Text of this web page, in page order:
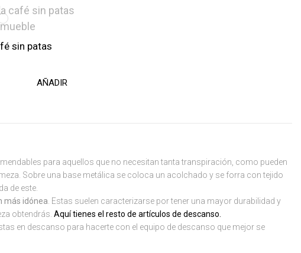
sin patas
AÑADIR
para aquellos que no necesitan tanta transpiración, como pueden
Sobre una base metálica se coloca un acolchado y se forra con tejido
de este.
más idónea. Estas suelen caracterizarse por tener una mayor durabilidad y
obtendrás. Aquí tienes el resto de artículos de descanso.
en descanso para hacerte con el equipo de descanso que mejor se